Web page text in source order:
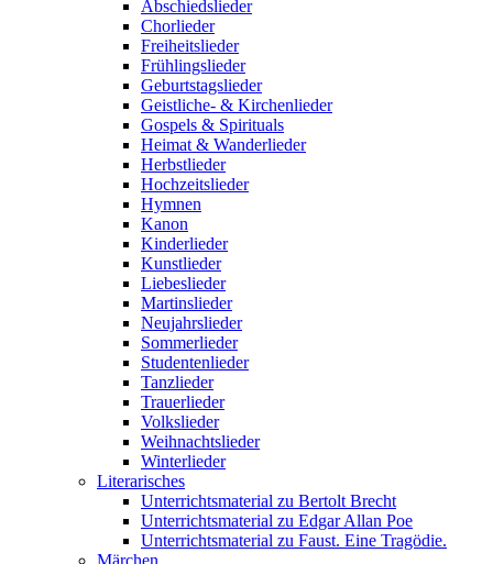
Abschiedslieder
Chorlieder
Freiheitslieder
Frühlingslieder
Geburtstagslieder
Geistliche- & Kirchenlieder
Gospels & Spirituals
Heimat & Wanderlieder
Herbstlieder
Hochzeitslieder
Hymnen
Kanon
Kinderlieder
Kunstlieder
Liebeslieder
Martinslieder
Neujahrslieder
Sommerlieder
Studentenlieder
Tanzlieder
Trauerlieder
Volkslieder
Weihnachtslieder
Winterlieder
Literarisches
Unterrichtsmaterial zu Bertolt Brecht
Unterrichtsmaterial zu Edgar Allan Poe
Unterrichtsmaterial zu Faust. Eine Tragödie.
Märchen